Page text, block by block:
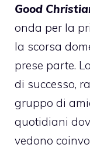
Good
onda per la
la scorsa
prese parte.
di successo,
gruppo di
quotidiani
vedono